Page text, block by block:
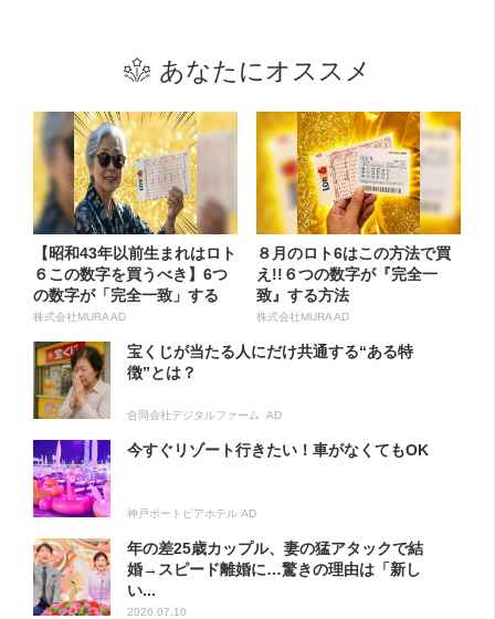
あなたにオススメ
【昭和43年以前生まれはロト
６この数字を買うべき】6つ
の数字が「完全一致」する
方...
株式会社MURA AD
８月のロト6はこの方法で買
え!!６つの数字が『完全一
致』する方法
株式会社MURA AD
宝くじが当たる人にだけ共通する“ある特
徴”とは？
合同会社デジタルファーム AD
今すぐリゾート行きたい！車がなくてもOK
神戸ポートピアホテル AD
年の差25歳カップル、妻の猛アタックで結
婚→スピード離婚に…驚きの理由は「新し
い...
2026.07.10